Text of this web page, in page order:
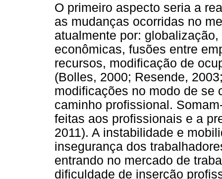
O primeiro aspecto seria a
as mudanças ocorridas no
atualmente por:
econômicas, fusões entre
recursos, modificação de
(Bolles, 2000; Resende,
modificações no modo de se
caminho profissional.
feitas aos profissionais e a
2011). A instabilidade e
insegurança dos
entrando no mercado de
dificuldade de inserção